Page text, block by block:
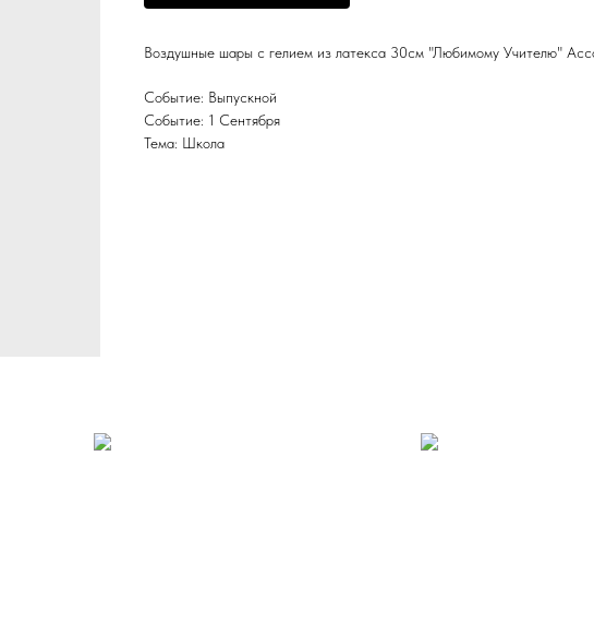
Воздушные шары с гелием из латекса 30см "Любимому Учителю"
Событие: Выпускной
Событие: 1 Сентября
Тема: Школа